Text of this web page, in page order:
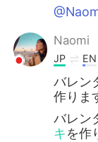
Naomi
JP EN
バレン
作りま
バレン
キを作